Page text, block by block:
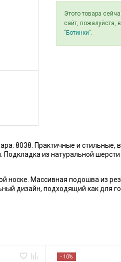
Этого товара
сайт, пожалуйста,
" Ботинки".
8038. Практичные и
Подкладка из натуральной
носке. Массивная подошва из
дизайн, подходящий как для
- 10%